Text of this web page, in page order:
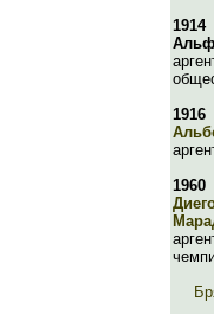
1914
1916
1960